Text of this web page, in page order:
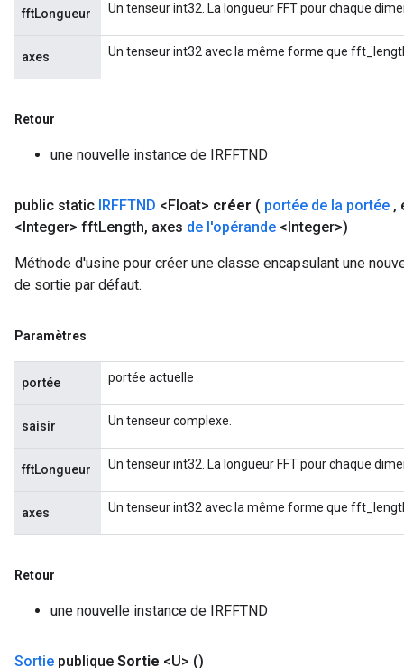
fftLongueur Un tenseur int32. La longueur FFT pour chaque
axes Un tenseur int32 avec la même forme que
Retour
une nouvelle instance de IRFFTND
public static IRFFTND <Float> créer ( portée de la portée ,
<Integer> fftLength, axes de l'opérande <Integer>)
Méthode d'usine pour créer une classe encapsulant une
de sortie par défaut.
Paramètres
portée portée actuelle
saisir Un tenseur complexe.
fftLongueur Un tenseur int32. La longueur FFT pour chaque
axes Un tenseur int32 avec la même forme que
Retour
une nouvelle instance de IRFFTND
Sortie publique Sortie <U> ()